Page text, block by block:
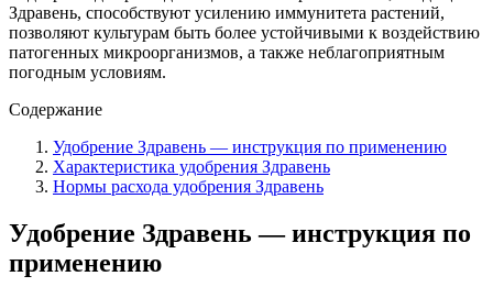
Здравень, способствуют усилению иммунитета растений,
позволяют культурам быть более устойчивыми к воздействию
патогенных микроорганизмов, а также неблагоприятным
погодным условиям.
Содержание
Удобрение Здравень — инструкция по применению
Характеристика удобрения Здравень
Нормы расхода удобрения Здравень
Удобрение Здравень — инструкция по
применению